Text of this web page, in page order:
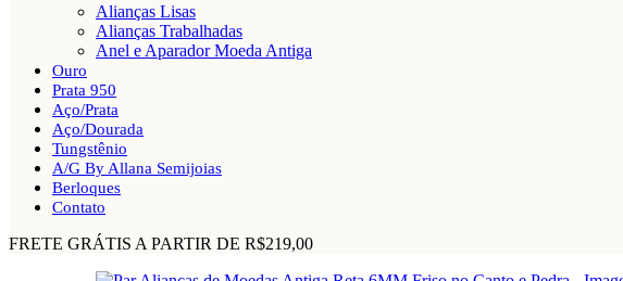
Alianças Lisas
Alianças Trabalhadas
Anel e Aparador Moeda Antiga
Ouro
Prata 950
Aço/Prata
Aço/Dourada
Tungstênio
A/G By Allana Semijoias
Berloques
Contato
FRETE GRÁTIS A PARTIR DE R$219,00